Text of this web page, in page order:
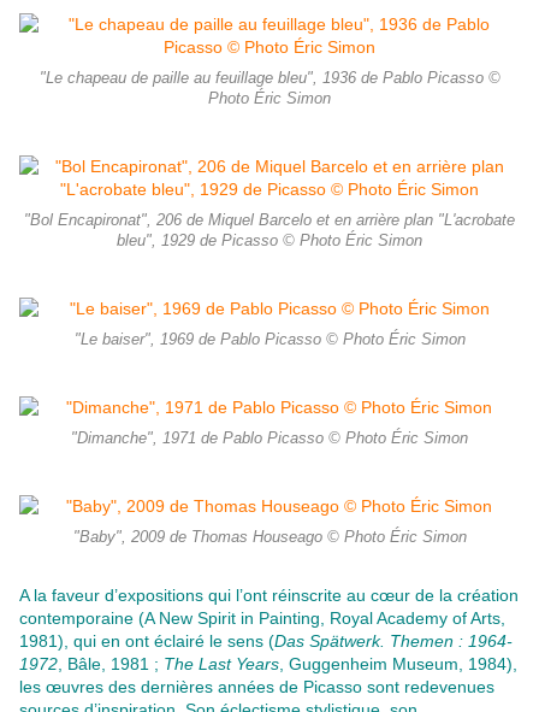
"Le chapeau de paille au feuillage bleu", 1936 de Pablo Picasso ©
Photo Éric Simon
"Bol Encapironat", 206 de Miquel Barcelo et en arrière plan "L'acrobate
bleu", 1929 de Picasso © Photo Éric Simon
"Le baiser", 1969 de Pablo Picasso © Photo Éric Simon
"Dimanche", 1971 de Pablo Picasso © Photo Éric Simon
"Baby", 2009 de Thomas Houseago © Photo Éric Simon
A la faveur d’expositions qui l’ont réinscrite au cœur de la création
contemporaine (A New Spirit in Painting, Royal Academy of Arts,
1981), qui en ont éclairé le sens (Das Spätwerk. Themen : 1964-
1972 , Bâle, 1981 ; The Last Years , Guggenheim Museum, 1984),
les œuvres des dernières années de Picasso sont redevenues